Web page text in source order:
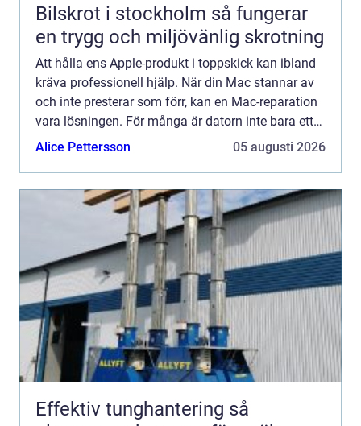
Bilskrot i stockholm så fungerar
en trygg och miljövänlig skrotning
Att hålla ens Apple-produkt i toppskick kan ibland
kräva professionell hjälp. När din Mac stannar av
och inte presterar som förr, kan en Mac-reparation
vara lösningen. För många är datorn inte bara ett
a...
Alice Pettersson 05 augusti 2026
Effektiv tunghantering så